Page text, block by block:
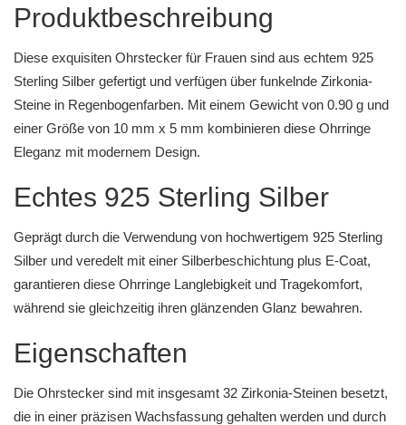
Produktbeschreibung
Diese exquisiten Ohrstecker für Frauen sind aus echtem 925
Sterling Silber gefertigt und verfügen über funkelnde Zirkonia-
Steine in Regenbogenfarben. Mit einem Gewicht von 0.90 g und
einer Größe von 10 mm x 5 mm kombinieren diese Ohrringe
Eleganz mit modernem Design.
Echtes 925 Sterling Silber
Geprägt durch die Verwendung von hochwertigem 925 Sterling
Silber und veredelt mit einer Silberbeschichtung plus E-Coat,
garantieren diese Ohrringe Langlebigkeit und Tragekomfort,
während sie gleichzeitig ihren glänzenden Glanz bewahren.
Eigenschaften
Die Ohrstecker sind mit insgesamt 32 Zirkonia-Steinen besetzt,
die in einer präzisen Wachsfassung gehalten werden und durch